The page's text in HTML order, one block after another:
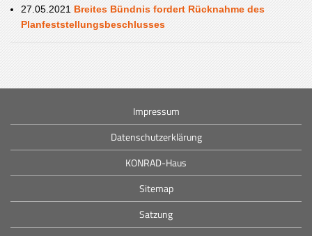
27.05.2021 Breites Bündnis fordert Rücknahme des
Planfeststellungsbeschlusses
Impressum
Datenschutzerklärung
KONRAD-Haus
Sitemap
Satzung